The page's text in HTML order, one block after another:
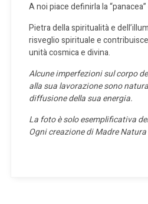
A noi piace definirla la “panacea”
Pietra della spiritualità e
risveglio spirituale e
unità cosmica e divina.
Alcune imperfezioni sul corpo
alla sua lavorazione sono
diffusione della sua energia.
La foto è solo esemplificativa
Ogni creazione di Madre